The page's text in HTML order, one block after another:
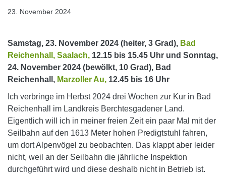
23. November 2024
Samstag, 23. November 2024 (heiter, 3 Grad), Bad
Reichenhall, Saalach, 12.15 bis 15.45 Uhr und Sonntag,
24. November 2024 (bewölkt, 10 Grad), Bad
Reichenhall, Marzoller Au, 12.45 bis 16 Uhr
Ich verbringe im Herbst 2024 drei Wochen zur Kur in Bad
Reichenhall im Landkreis Berchtesgadener Land.
Eigentlich will ich in meiner freien Zeit ein paar Mal mit der
Seilbahn auf den 1613 Meter hohen Predigtstuhl fahren,
um dort Alpenvögel zu beobachten. Das klappt aber leider
nicht, weil an der Seilbahn die jährliche Inspektion
durchgeführt wird und diese deshalb nicht in Betrieb ist.